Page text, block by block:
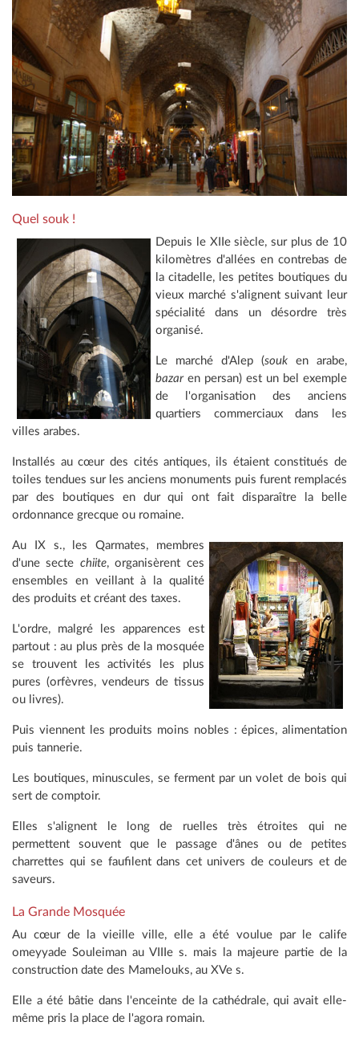
Quel souk !
Depuis le XIIe siècle, sur plus de 10
kilomètres d'allées en contrebas de
la citadelle, les petites boutiques du
vieux marché s'alignent suivant leur
spécialité dans un désordre très
organisé.
Le marché d'Alep (souk en arabe,
bazaren persan) est un bel exemple
de l'organisation des anciens
quartiers commerciaux dans les
villes arabes.
Installés au cœur des cités antiques, ils étaient constitués de
toiles tendues sur les anciens monuments puis furent remplacés
par des boutiques en dur qui ont fait disparaître la belle
ordonnance grecque ou romaine.
Au IX s., les Qarmates, membres
d'une secte chiite, organisèrent ces
ensembles en veillant à la qualité
des produits et créant des taxes.
L'ordre, malgré les apparences est
partout : au plus près de la mosquée
se trouvent les activités les plus
pures (orfèvres, vendeurs de tissus
ou livres).
Puis viennent les produits moins nobles : épices, alimentation
puis tannerie.
Les boutiques, minuscules, se ferment par un volet de bois qui
sert de comptoir.
Elles s'alignent le long de ruelles très étroites qui ne
permettent souvent que le passage d'ânes ou de petites
charrettes qui se faufilent dans cet univers de couleurs et de
saveurs.
La Grande Mosquée
Au cœur de la vieille ville, elle a été voulue par le calife
omeyyade Souleiman au VIIIe s. mais la majeure partie de la
construction date des Mamelouks, au XVe s.
Elle a été bâtie dans l'enceinte de la cathédrale, qui avait elle-
même pris la place de l'agora romain.